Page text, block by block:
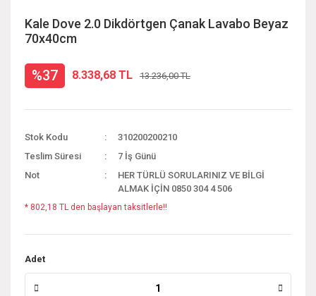
Kale Dove 2.0 Dikdörtgen Çanak Lavabo Beyaz
70x40cm
%37 8.338,68 TL 13.236,00 TL
Stok Kodu
310200200210
Teslim Süresi
7 İş Günü
Not
HER TÜRLÜ SORULARINIZ VE BİLGİ
ALMAK İÇİN 0850 304 4 506
* 802,18 TL den başlayan taksitlerle!!
Adet